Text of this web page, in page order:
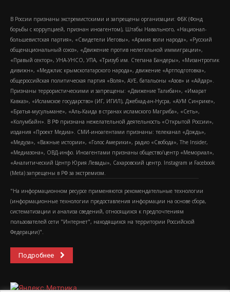
В России признаны экстремистскими и запрещены организации: ФБК (Фонд
борьбы с коррупцией, признан иноагентом), Штабы Навального, «Национал-
большевистская партия», «Свидетели Иеговы», «Армия воли народа», «Русский
общенациональный союз», «Движение против нелегальной иммиграции»,
«Правый сектор», УНА-УНСО, УПА, «Тризуб им. Степана Бандеры», «Мизантропик
дивижн», «Меджлис крымскотатарского народа», движение «Артподготовка»,
общероссийская политическая партия «Воля», АУЕ, батальоны «Азов» и «Айдар».
Признаны террористическими и запрещены: «Движение Талибан», «Имарат
Кавказ», «Исламское государство» (ИГ, ИГИЛ), Джебхад-ан-Нусра, «АУМ Синрике»,
«Братья-мусульмане», «Аль-Каида в странах исламского Магриба», «Сеть»,
«Колумбайн». В РФ признана нежелательной деятельность «Открытой России»,
издания «Проект Медиа». СМИ-иноагентами признаны: телеканал «Дождь»,
«Медуза», «Важные истории», «Голос Америки», радио «Свобода», The Insider,
«Медиазона», ОВД-инфо. Иноагентами признаны общество/центр «Мемориал»,
«Аналитический Центр Юрия Левады», Сахаровский центр. Instagram и Facebook
(Metа) запрещены в РФ за экстремизм.
"На информационном ресурсе применяются рекомендательные технологии
(информационные технологии предоставления информации на основе сбора,
систематизации и анализа сведений, относящихся к предпочтениям
пользователей сети "Интернет", находящихся на территории Российской
Федерации)".
Подробнее